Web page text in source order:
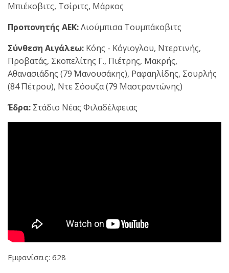
Μπιέκοβιτς, Τσίριτς, Μάρκος
Προπονητής ΑΕΚ:Λιούμπισα Τουμπάκοβιτς
Σύνθεση Αιγάλεω: Κόης - Κόγιογλου, Ντερτινής,
Προβατάς, Σκοπελίτης Γ., Πιέτρης, Μακρής,
Αθανασιάδης (79΄ Μανουσάκης), Ραφαηλίδης, Σουρλής
(84΄ Πέτρου), Ντε Σόουζα (79΄ Μαστραντώνης)
Έδρα: Στάδιο Νέας Φιλαδέλφειας
Εμφανίσεις: 628